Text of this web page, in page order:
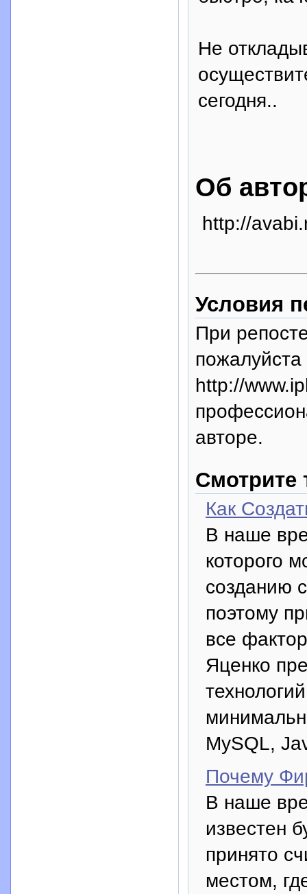
Не
сегодня..
Об
http://
Условия
При
пожалуйста
http://
авторе.
Смотрите
Как
В наше
которого
созданию
поэтому
все
Яценко
MySQL,
Почему
В наше
известен
принято
местом,